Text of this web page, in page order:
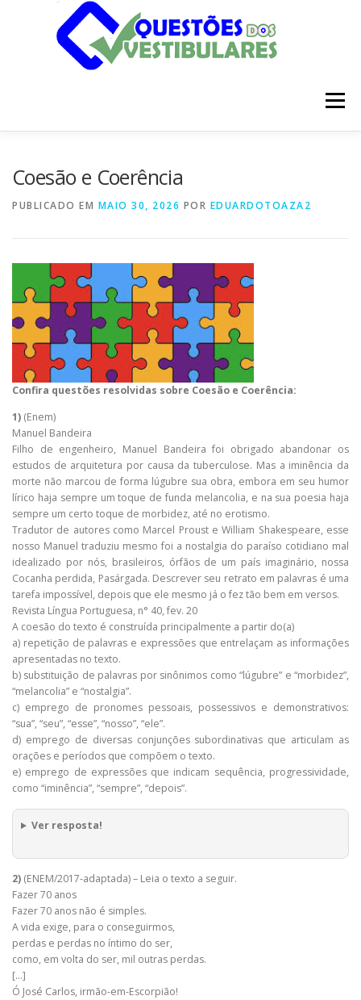
Menu
Coesão e Coerência
PUBLICADO EM MAIO 30, 2026 POR EDUARDOTOAZA2
Confira questões resolvidas sobre Coesão e Coerência:
1) (Enem)
Manuel Bandeira
Filho de engenheiro, Manuel Bandeira foi obrigado abandonar os
estudos de arquitetura por causa da tuberculose. Mas a iminência da
morte não marcou de forma lúgubre sua obra, embora em seu humor
lírico haja sempre um toque de funda melancolia, e na sua poesia haja
sempre um certo toque de morbidez, até no erotismo.
Tradutor de autores como Marcel Proust e William Shakespeare, esse
nosso Manuel traduziu mesmo foi a nostalgia do paraíso cotidiano mal
idealizado por nós, brasileiros, órfãos de um país imaginário, nossa
Cocanha perdida, Pasárgada. Descrever seu retrato em palavras é uma
tarefa impossível, depois que ele mesmo já o fez tão bem em versos.
Revista Língua Portuguesa, n° 40, fev. 20
A coesão do texto é construída principalmente a partir do(a)
a) repetição de palavras e expressões que entrelaçam as informações
apresentadas no texto.
b) substituição de palavras por sinônimos como “lúgubre” e “morbidez”,
“melancolia” e “nostalgia”.
c) emprego de pronomes pessoais, possessivos e demonstrativos:
“sua”, “seu”, “esse”, “nosso”, “ele”.
d) emprego de diversas conjunções subordinativas que articulam as
orações e períodos que compõem o texto.
e) emprego de expressões que indicam sequência, progressividade,
como “iminência”, “sempre”, “depois”.
Ver resposta!
2) (ENEM/2017-adaptada) – Leia o texto a seguir.
Fazer 70 anos
Fazer 70 anos não é simples.
A vida exige, para o conseguirmos,
perdas e perdas no íntimo do ser,
como, em volta do ser, mil outras perdas.
[…]
Ó José Carlos, irmão-em-Escorpião!